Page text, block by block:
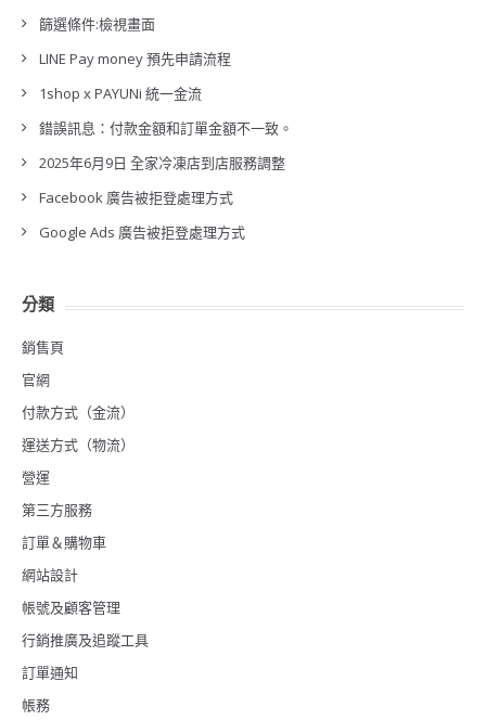
篩選條件:檢視畫面
LINE Pay money 預先申請流程
1shop x PAYUNi 統一金流
錯誤訊息：付款金額和訂單金額不一致。
2025年6月9日 全家冷凍店到店服務調整
Facebook 廣告被拒登處理方式
Google Ads 廣告被拒登處理方式
分類
銷售頁
官網
付款方式（金流）
運送方式（物流）
營運
第三方服務
訂單＆購物車
網站設計
帳號及顧客管理
行銷推廣及追蹤工具
訂單通知
帳務